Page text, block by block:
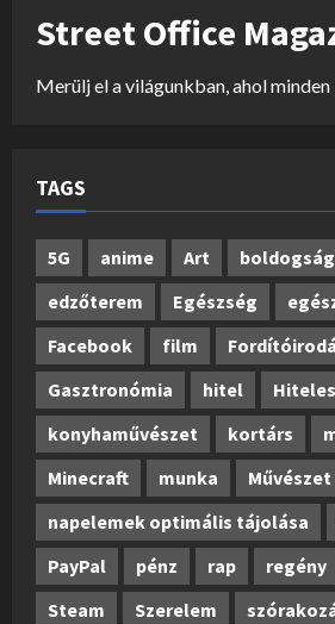
Street Office
Merülj el a világunkban, ahol
TAGS
5G anime Art boldogság
edzőterem
Egészség
Facebook
film
Gasztronómia
hitel Hiteles
konyhaművészet
kortárs
Minecraft
munka
Művészet
napelemek optimális tájolása
PayPal
pénz rap regény
Steam
Szerelem